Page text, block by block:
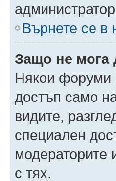
Върнете се в
Защо не мога
Някои форуми
достъп само
видите,
специален
модераторите
с тях.